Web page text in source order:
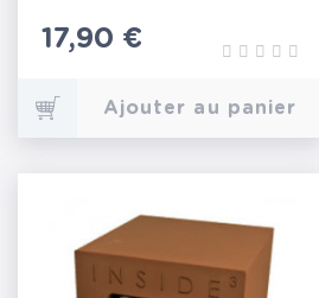
Prix
17,90 €
Ajouter au panier